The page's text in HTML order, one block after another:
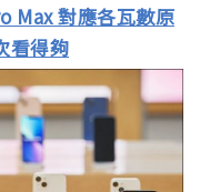
Max 對應各瓦數原
看得夠